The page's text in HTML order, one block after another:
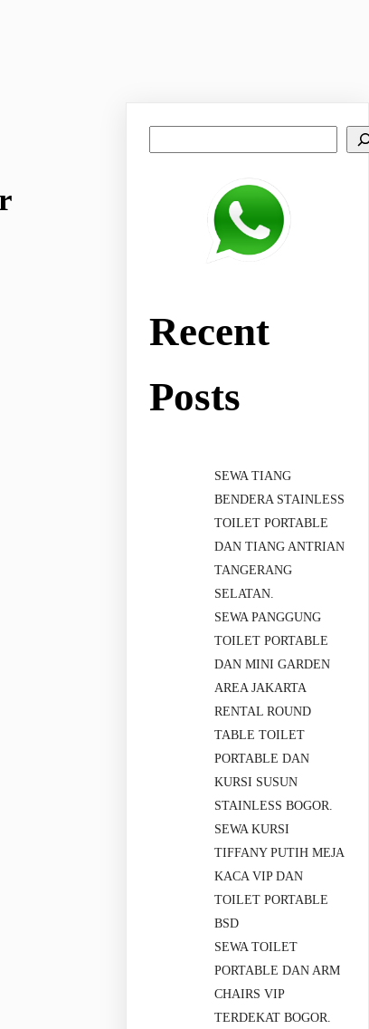
Recent
Posts
SEWA TIANG
BENDERA STAINLESS
TOILET PORTABLE
DAN TIANG ANTRIAN
TANGERANG
SELATAN.
SEWA PANGGUNG
TOILET PORTABLE
DAN MINI GARDEN
AREA JAKARTA
RENTAL ROUND
TABLE TOILET
PORTABLE DAN
KURSI SUSUN
STAINLESS BOGOR.
SEWA KURSI
TIFFANY PUTIH MEJA
KACA VIP DAN
TOILET PORTABLE
BSD
SEWA TOILET
PORTABLE DAN ARM
CHAIRS VIP
TERDEKAT BOGOR.